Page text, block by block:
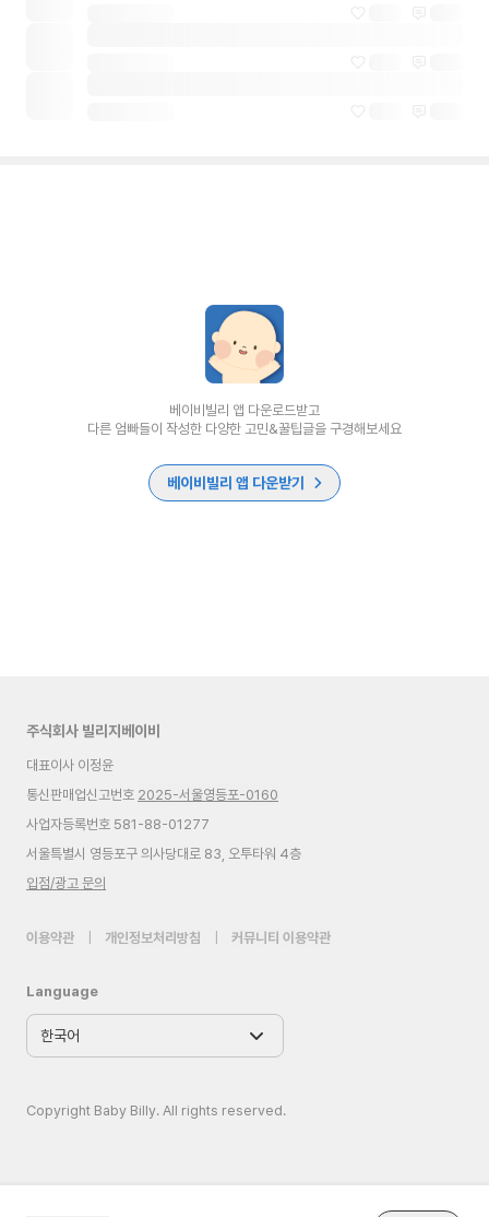
베이비빌리 앱 다운로드받고
다른 엄빠들이 작성한 다양한 고민&꿀팁글을 구경해보세요
베이비빌리 앱 다운받기
주식회사 빌리지베이비
대표이사 이정윤
통신판매업신고번호 2025-서울영등포-0160
사업자등록번호 581-88-01277
서울특별시 영등포구 의사당대로 83, 오투타워 4층
입점/광고 문의
이용약관 개인정보처리방침 커뮤니티 이용약관
Language
Copyright Baby Billy. All rights reserved.